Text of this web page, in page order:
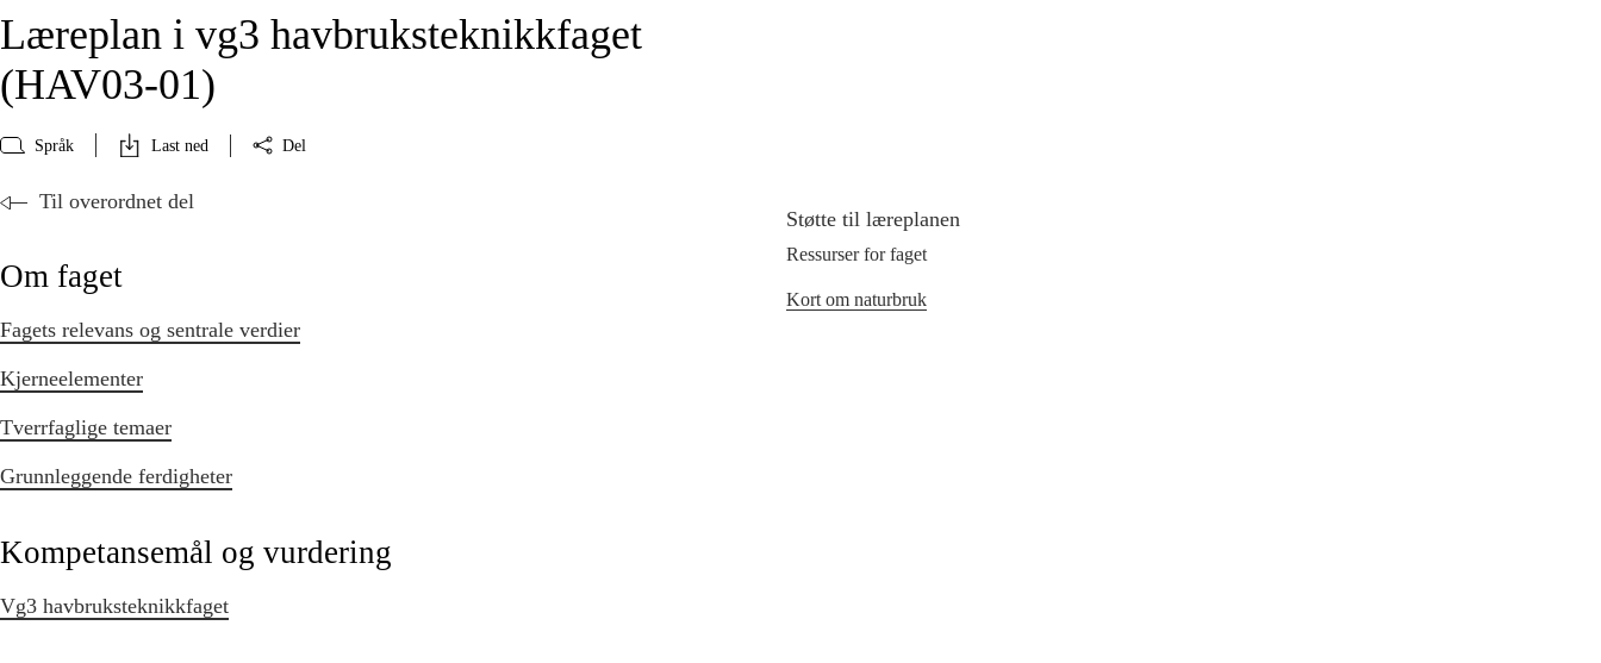
Læreplan i vg3 havbruksteknikkfaget
(HAV03‑01)
Språk Last ned Del
Til overordnet del
Om faget
Fagets relevans og sentrale verdier
Kjerneelementer
Tverrfaglige temaer
Grunnleggende ferdigheter
Kompetansemål og vurdering
Vg3 havbruksteknikkfaget
Støtte til læreplanen
Ressurser for faget
Kort om naturbruk